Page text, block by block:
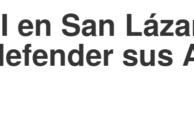
en San
sus